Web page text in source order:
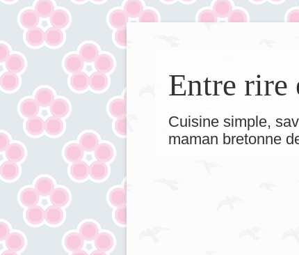
Entre rire
Cuisine simple,
maman bretonne